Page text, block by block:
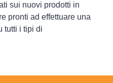
sui nuovi prodotti in
pronti ad effettuare una
tutti i tipi di